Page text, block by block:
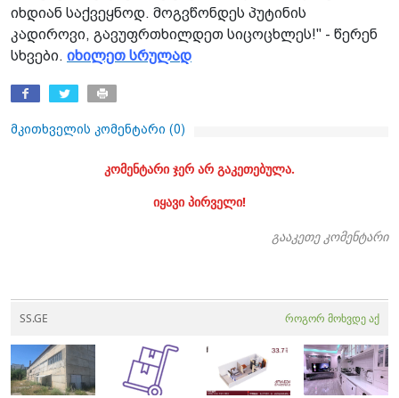
იხდიან საქვეყნოდ. მოგვწონდეს პუტინის
კადიროვი, გავუფრთხილდეთ სიცოცხლეს!" - წერენ
სხვები. იხილეთ სრულად
მკითხველის კომენტარი (0)
კომენტარი ჯერ არ გაკეთებულა.
იყავი პირველი!
გააკეთე კომენტარი
SS.GE როგორ მოხვდე აქ